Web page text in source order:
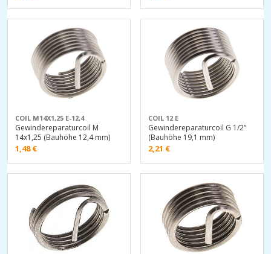
COIL M14X1,25 E-12,4
Gewindereparaturcoil M
14x1,25 (Bauhöhe 12,4 mm)
1,48€
COIL 12 E
Gewindereparaturcoil G 1/2"
(Bauhöhe 19,1 mm)
2,21 €